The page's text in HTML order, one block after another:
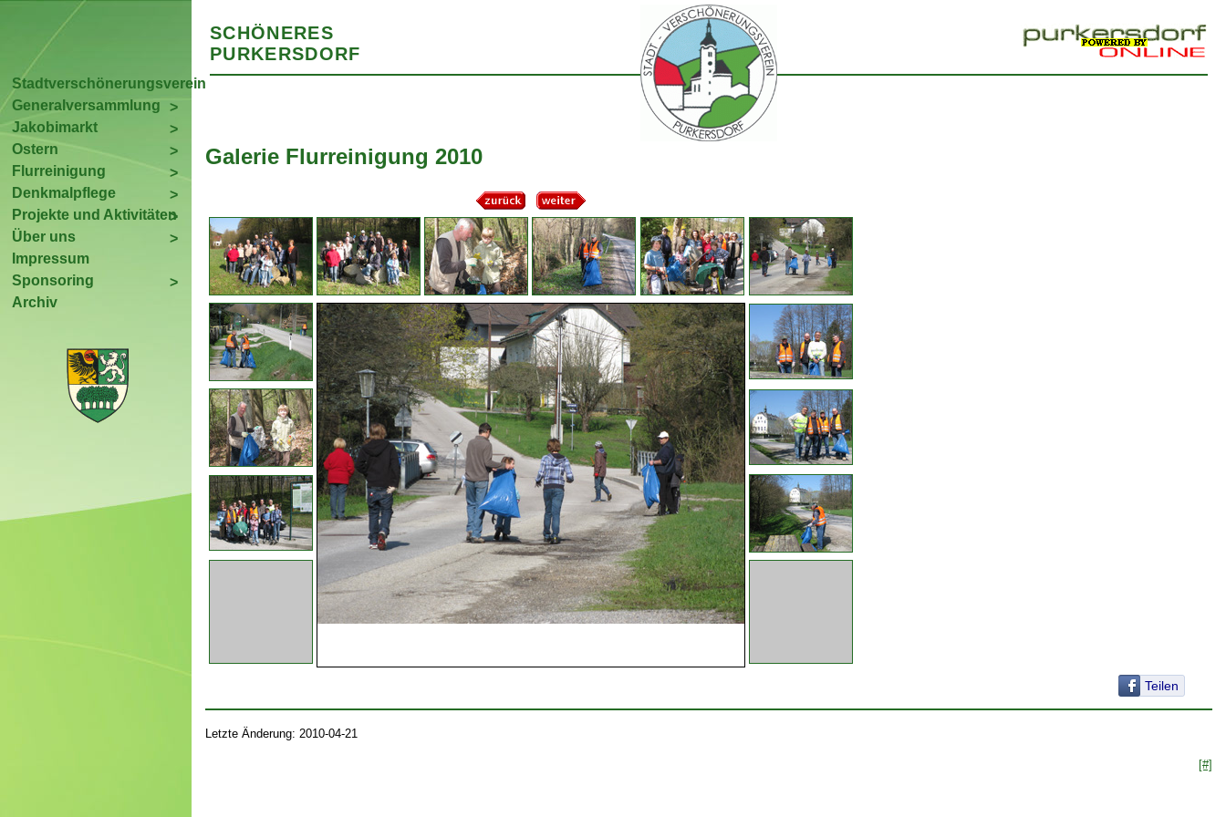
Stadtverschönerungsverein
Generalversammlung
Jakobimarkt
Ostern
Flurreinigung
Denkmalpflege
Projekte und Aktivitäten
Über uns
Impressum
Sponsoring
Archiv
SCHÖNERES
PURKERSDORF
Galerie Flurreinigung 2010
Teilen
Letzte Änderung: 2010-04-21
[#]